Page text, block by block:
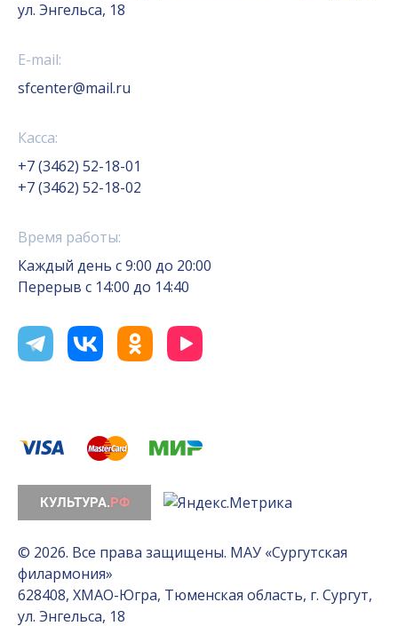
ул. Энгельса, 18
E-mail:
sfcenter@mail.ru
Касса:
+7 (3462) 52-18-01
+7 (3462) 52-18-02
Время работы:
Каждый день с 9:00 до 20:00
Перерыв с 14:00 до 14:40
© 2026. Все права защищены. МАУ «Сургутская
филармония»
628408, ХМАО-Югра, Тюменская область, г. Сургут,
ул. Энгельса, 18